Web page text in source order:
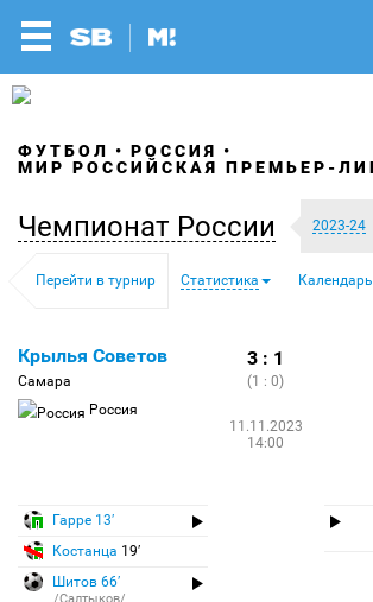
ФУТБОЛ
РОССИЯ
МИР РОССИЙСКАЯ ПРЕМЬЕР-
Чемпионат России 2023-24
Перейти в турнир Статистика Календарь
Крылья Советов
Самара
Россия
3 : 1
(1 : 0)
11.11.2023
14:00
Гарре 13′
Костанца 19′
Шитов 66′